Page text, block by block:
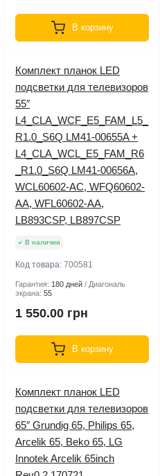
В корзину
Комплект планок LED
подсветки для телевизоров
55″
L4_CLA_WCF_E5_FAM_L5_
R1.0_S6Q LM41-00655A +
L4_CLA_WCL_E5_FAM_R6
_R1.0_S6Q LM41-00656A,
WCL60602-AC, WFQ60602-
AA, WFL60602-AA,
LB893CSP, LB897CSP
В наличии
Код товара: 700581
Гарантия: 180 дней
Диагональ
экрана: 55
1 550.00 грн
В корзину
Комплект планок LED
подсветки для телевизоров
65″ Grundig 65, Philips 65,
Arcelik 65, Beko 65, LG
Innotek Arcelik 65inch